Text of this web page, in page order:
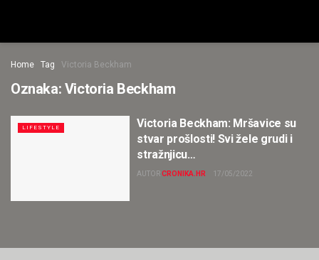
Home Tag Victoria Beckham
Oznaka: Victoria Beckham
LIFESTYLE
Victoria Beckham: Mršavice su
stvar prošlosti! Svi žele grudi i
stražnjicu…
AUTORCRONIKA.HR 17/05/2022